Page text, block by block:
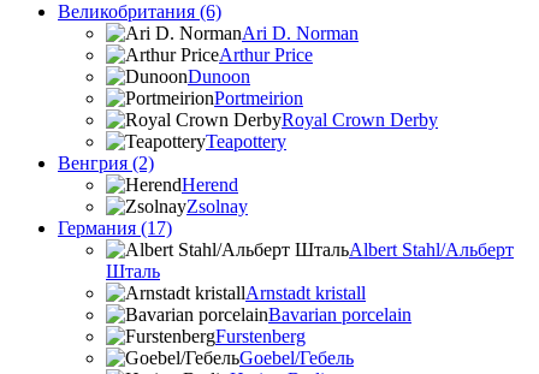
Великобритания (6)
Ari D. Norman
Arthur Price
Dunoon
Portmeirion
Royal Crown Derby
Teapottery
Венгрия (2)
Herend
Zsolnay
Германия (17)
Albert Stahl/Альбеpт
Шталь
Arnstadt kristall
Bavarian porcelain
Furstenberg
Goebel/Гебель